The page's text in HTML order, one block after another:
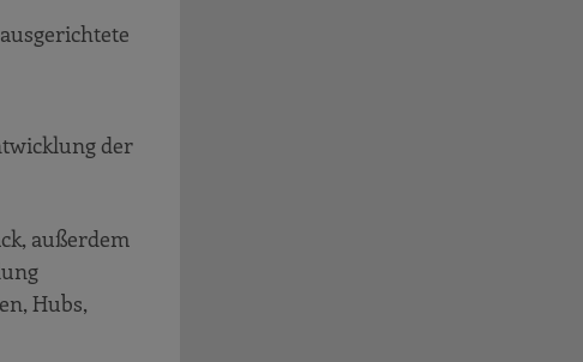
der
außerdem
Hubs,